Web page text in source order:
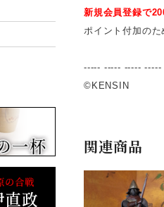
新規会員登録で
ポイント付加のた
----- ----- -----
©KENSIN
関連商品